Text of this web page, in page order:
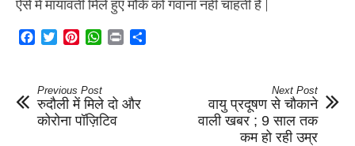
ऐसे में मायावती मिले हुए मौके को गंवाना नहीं चाहती हैं |
Facebook
TwitterPinterestWhatsApp
Print
Previous Post
रुदौली में मिले दो और
कोरोना पॉज़िटिव
Next Post
वायु प्रदूषण से चौकाने
वाली खबर ; 9 साल तक
कम हो रही उम्र